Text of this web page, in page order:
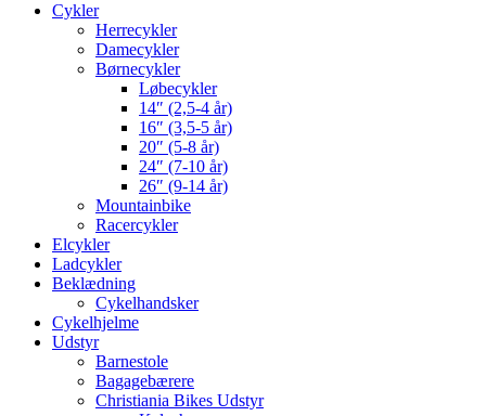
Cykler
Herrecykler
Damecykler
Børnecykler
Løbecykler
14″ (2,5-4 år)
16″ (3,5-5 år)
20″ (5-8 år)
24″ (7-10 år)
26″ (9-14 år)
Mountainbike
Racercykler
Elcykler
Ladcykler
Beklædning
Cykelhandsker
Cykelhjelme
Udstyr
Barnestole
Bagagebærere
Christiania Bikes Udstyr